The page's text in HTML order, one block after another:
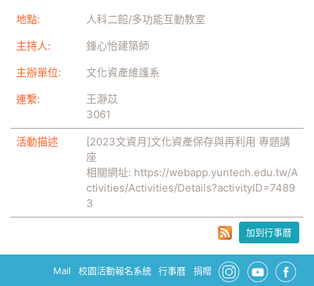
地點:
人科二館/多功能互動教室
主持人:
鍾心怡建築師
主辦單位:
文化資產維護系
連繫:
王瀞苡
3061
活動描述
[2023文資月]文化資產保存與再利用 專題講
座
相關網址: https://webapp.yuntech.edu.tw/A
ctivities/Activities/Details?activityID=7489
3
加到行事曆
Mail 校園活動報名系統 行事曆 捐贈